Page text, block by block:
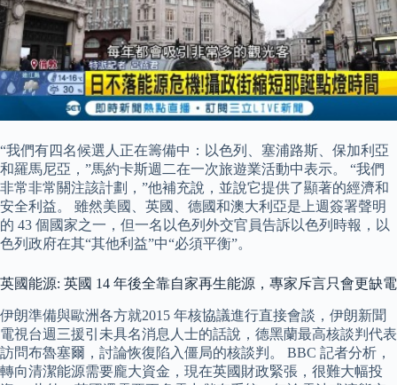
“我們有四名候選人正在籌備中：以色列、塞浦路斯、保加利亞
和羅馬尼亞，”馬約卡斯週二在一次旅遊業活動中表示。 “我們
非常非常關注該計劃，”他補充說，並說它提供了顯著的經濟和
安全利益。 雖然美國、英國、德國和澳大利亞是上週簽署聲明
的 43 個國家之一，但一名以色列外交官員告訴以色列時報，以
色列政府在其“其他利益”中“必須平衡”。
英國能源: 英國 14 年後全靠自家再生能源，專家斥言只會更缺電
伊朗準備與歐洲各方就2015 年核協議進行直接會談，伊朗新聞
電視台週三援引未具名消息人士的話說，德黑蘭最高核談判代表
訪問布魯塞爾，討論恢復陷入僵局的核談判。 BBC 記者分析，
轉向清潔能源需要龐大資金，現在英國財政緊張，很難大幅投